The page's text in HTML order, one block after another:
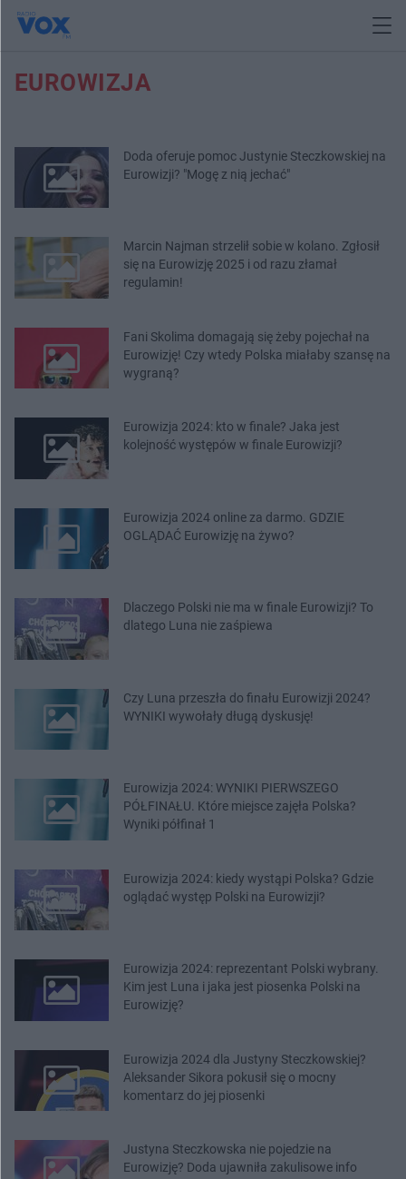
EUROWIZJA
Doda oferuje pomoc Justynie Steczkowskiej na
Eurowizji? "Mogę z nią jechać"
Marcin Najman strzelił sobie w kolano. Zgłosił
się na Eurowizję 2025 i od razu złamał
regulamin!
Fani Skolima domagają się żeby pojechał na
Eurowizję! Czy wtedy Polska miałaby szansę na
wygraną?
Eurowizja 2024: kto w finale? Jaka jest
kolejność występów w finale Eurowizji?
Eurowizja 2024 online za darmo. GDZIE
OGLĄDAĆ Eurowizję na żywo?
Dlaczego Polski nie ma w finale Eurowizji? To
dlatego Luna nie zaśpiewa
Czy Luna przeszła do finału Eurowizji 2024?
WYNIKI wywołały długą dyskusję!
Eurowizja 2024: WYNIKI PIERWSZEGO
PÓŁFINAŁU. Które miejsce zajęła Polska?
Wyniki półfinał 1
Eurowizja 2024: kiedy wystąpi Polska? Gdzie
oglądać występ Polski na Eurowizji?
Eurowizja 2024: reprezentant Polski wybrany.
Kim jest Luna i jaka jest piosenka Polski na
Eurowizję?
Eurowizja 2024 dla Justyny Steczkowskiej?
Aleksander Sikora pokusił się o mocny
komentarz do jej piosenki
Justyna Steczkowska nie pojedzie na
Eurowizję? Doda ujawniła zakulisowe info